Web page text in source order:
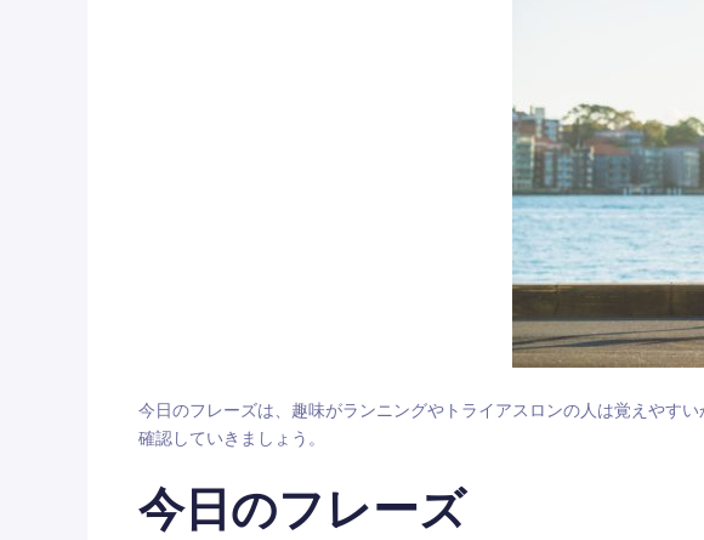
今日のフレーズは、趣味がランニングやトライアスロンの人は覚えやす
確認していきましょう。
今日のフレーズ